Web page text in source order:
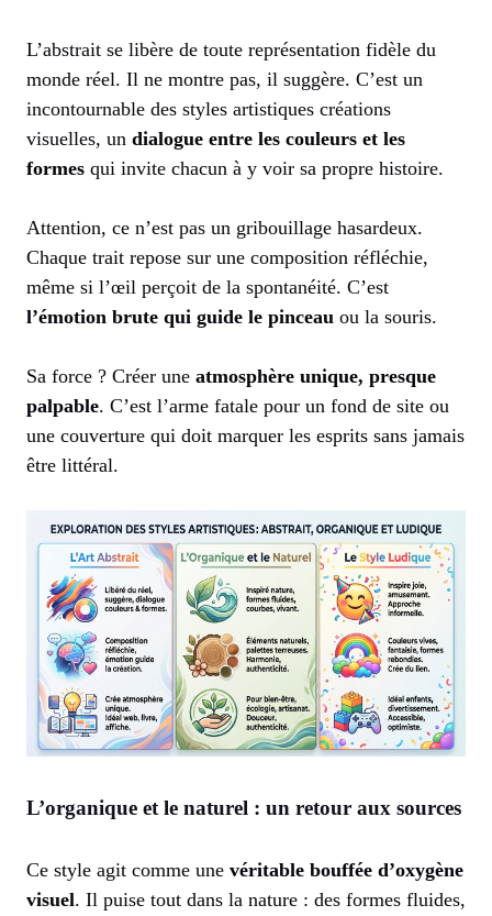
L’abstrait se libère de toute représentation fidèle du
monde réel. Il ne montre pas, il suggère. C’est un
incontournable des styles artistiques créations
visuelles, un dialogue entre les couleurs et les
formes qui invite chacun à y voir sa propre histoire.
Attention, ce n’est pas un gribouillage hasardeux.
Chaque trait repose sur une composition réfléchie,
même si l’œil perçoit de la spontanéité. C’est
l’émotion brute qui guide le pinceau ou la souris.
Sa force ? Créer une atmosphère unique, presque
palpable. C’est l’arme fatale pour un fond de site ou
une couverture qui doit marquer les esprits sans jamais
être littéral.
L’organique et le naturel : un retour aux sources
Ce style agit comme une véritable bouffée d’oxygène
visuel. Il puise tout dans la nature : des formes fluides,